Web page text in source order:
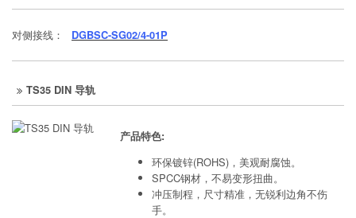
对侧接线： DGBSC-SG02/4-01P
TS35 DIN 导轨
产品特色:
环保镀锌(ROHS)，美观耐腐蚀。
SPCC钢材，不易变形扭曲。
冲压制程，尺寸精准，无锐利边角不伤
手。